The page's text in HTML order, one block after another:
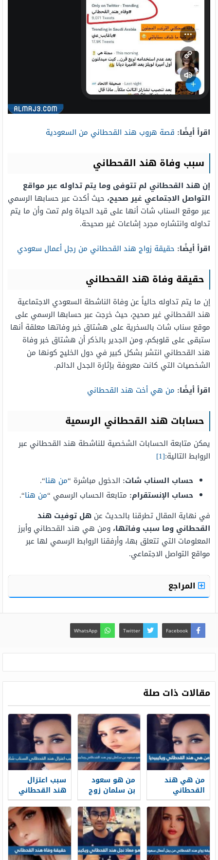
اقرأ أيضًا: قصة هروب هند القحطاني من السعودية
سبب وفاة هند القحطاني
إن هند القحطاني لم تتوفى وما يتم تداوله عبر مواقع
التواصل الاجتماعي غير صحيح، حيث أكدت عبر حسابها الرسمي
عبر موقع السناب شات أنها على قيد الحياة ولم تمت وأن ما يتم
تداوله وانتشاره مجرد إشاعات غير صحيحة.
اقرأ أيضًا: حقيقة زواج هند القحطاني من رجل أعمال سعودي
حقيقة وفاة هند القحطاني
إن ما يتم تداوله حالياً عن وفاة الناشطة السعودي الاجتماعية
هند القحطاني غير صحيح، حيث خرجت عبر حسابها الرسمي على
موقع سناب شات بالسخرية على هشتاق خبر وفاتها معلقة أنها
ستبقى على قلوبكم، ومن الجدير بالذكر أن هشتاق خبر وفاة
هند القحطاني انتشر بشكل كبير في دول الخليج كونها من
الشخصيات التي كانت معروفة بإثارة الجدل الدائم.
اقرأ أيضًا: من هي أخت هند القحطاني
حسابات هند القحطاني الرسمية
يمكن متابعة الحسابات الشخصية للناشطة هند القحطاني عبر
الروابط التالية:[1]
حساب السناب شات: الدخول مباشرة “من هنا“.
حساب الإنستقرام: متابعة الحساب الرسمي “من هنا“.
في نهاية المقال تطرقنا بالحديث عن هل توفيت هند
القحطاني وما سبب وفاتها، ومن هي هند القحطاني وأبرز
المعلومات التي تتعلق بها، وأرفقنا الروابط الرسمي لها عبر
مواقع التواصل الاجتماعي.
المراجع
Facebook
Twitter
WhatsApp
مقالات ذات صلة
من هي هند
القحطاني
ويكيبيديا
من هو سعود
بن سلمان زوج
هند القحطاني
ويكيبيديا
سبب اعتزال
هند القحطاني
السناب شات